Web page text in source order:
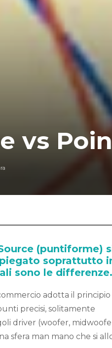
vs
(puntiforme)
soprattutto
sono le differenze.
adotta il
precisi, solitamente
driver (woofer,
sfera man mano che si